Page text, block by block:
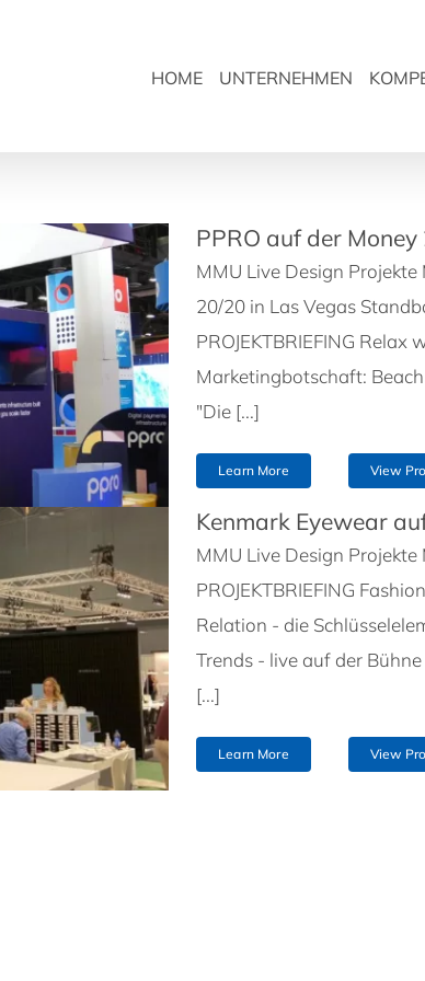
HOME UNTERNEHMEN
PPRO auf der
MMU Live Design
20/20 in Las Vegas
PROJEKTBRIEFING
Marketingbotschaft:
"Die [...]
Learn More View
Kenmark Eyewear
MMU Live Design
PROJEKTBRIEFING
Relation - die
Trends - live auf der
[...]
Learn More View